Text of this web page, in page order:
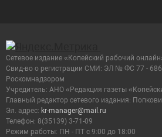
Сетевое издание «Копейский рабочий
Cвид-во о регистрации СМИ: ЭЛ № ФС 77 -
Роскомнадзором
Учредитель: АНО «Редакция газеты
Главный редактор сетевого издания:
Эл. адрес: kr-manager@mail.ru
Телефон: 8(35139) 3-71-09
Режим работы: ПН - ПТ с 9:00 до 18:00